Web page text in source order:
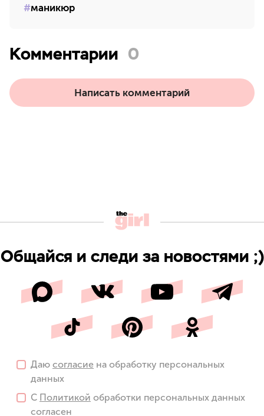
маникюр
Комментарии 0
Написать комментарий
Общайся и следи за новостями ;)
Даю согласие на обработку персональных
данных
С Политикой обработки персональных данных
согласен